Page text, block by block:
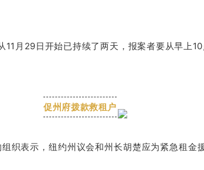
11月29日开始已持续了两天，报案者要从早上
促州府拨款救租户
织表示，纽约州议会和州长胡楚应为紧急租金